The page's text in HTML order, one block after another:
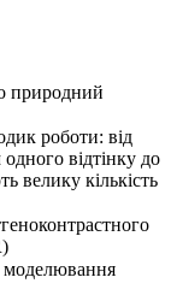
природний
роботи: від
відтінку до
велику кількість
моделювання